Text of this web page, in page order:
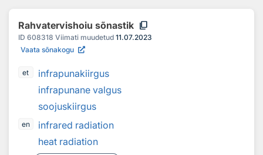
Rahvatervishoiu sõnastik content_copy
ID 608318 Viimati muudetud 11.07.2023
Vaata sõnakogu
et
infrapunakiirgus
infrapunane valgus
soojuskiirgus
en
infrared radiation
heat radiation